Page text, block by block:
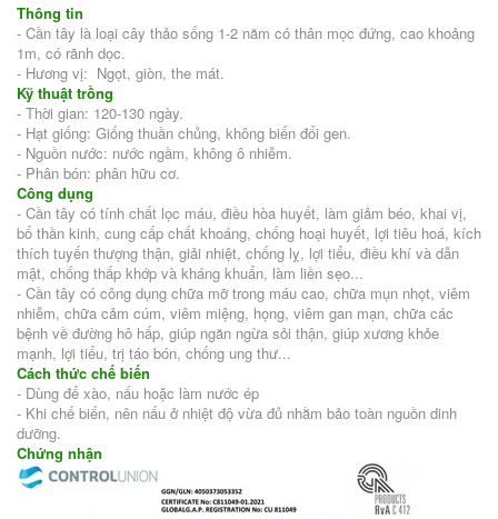
Thông tin
- Cần tây là loại cây thảo sống 1-2 năm có thân mọc đứng, cao khoảng
1m, có rãnh dọc.
- Hương vị: Ngọt, giòn, the mát.
Kỹ thuật trồng
- Thời gian: 120-130 ngày.
- Hạt giống: Giống thuần chủng, không biến đổi gen.
- Nguồn nước: nước ngầm, không ô nhiễm.
- Phân bón: phân hữu cơ.
Công dụng
- Cần tây có tính chất lọc máu, điều hòa huyết, làm giảm béo, khai vị,
bổ thần kinh, cung cấp chất khoáng, chống hoại huyết, lợi tiêu hoá, kích
thích tuyến thượng thận, giải nhiệt, chống lỵ, lợi tiểu, điều khí và dẫn
mật, chống thấp khớp và kháng khuẩn, làm liền sẹo...
- Cần tây có công dụng chữa mỡ trong máu cao, chữa mụn nhọt, viêm
nhiễm, chữa cảm cúm, viêm miệng, họng, viêm gan mạn, chữa các
bệnh về đường hô hấp, giúp ngăn ngừa sỏi thận, giúp xương khỏe
mạnh, lợi tiểu, trị táo bón, chống ung thư...
Cách thức chế biến
- Dùng để xào, nấu hoặc làm nước ép
- Khi chế biến, nên nấu ở nhiệt độ vừa đủ nhằm bảo toàn nguồn dinh
dưỡng.
Chứng nhận